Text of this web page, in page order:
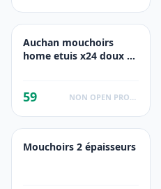
Auchan mouchoirs
home etuis x24 doux et
59
Mouchoirs 2 épaisseurs